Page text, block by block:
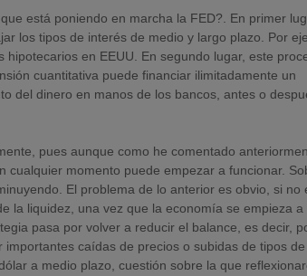
está poniendo en marcha la FED?. En primer
los tipos de interés de medio y largo plazo. Por
en EEUU. En segundo lugar, este
cuantitativa puede financiar ilimitadamente un
del dinero en manos de los bancos, antes o
pues aunque como he comentado
cualquier momento puede empezar a funcionar.
El problema de lo anterior es obvio, si no
la liquidez, una vez que la economía se empieza a
pasa por volver a reducir el balance, es decir,
caídas de precios o subidas de tipos de
a medio plazo, cuestión sobre la que